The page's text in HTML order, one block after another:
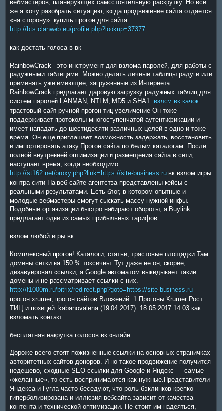
вебмастеров, планирующих самостоятельную раскрутку. Но все
же я хочу разобрать ситуацию, когда продвижение сайта отдается
«на сторону». купить прогон для сайта
http://bts.clanweb.eu/profile.php?lookup=37377
как достать голоса в вк
RainbowCrack - это инструмент для взлома паролей, для работы с
радужными таблицами. Можно делать личные таблицы радуги или
применять уже имеющие, загруженные из Интернета.
RainbowCrack предлагает даровую загрузку радужных таблиц для
систем паролей LANMAN, NTLM, MD5 и SHA1. взлом вк качок
трастовый сайт ручной прогон тиц увеличение Он тоже
поддерживает протоколы многоступенчатой аутентификации и
имеет нападать до шестидесяти различных целей в одно и тоже
время. Он еще приглашает возможность задержать, восстановить
и импортировать атаку.Прогон сайта по белым каталогам. После
полной внутренней оптимизации и размещения сайта в сети,
наступает время, когда необходимо
http://st162.net/proxy.php?link=https://site-business.ru вк взлом игры
контра сити На веб-сайте агентства представлены кейсы с
реальными результатами. Есть блог, в котором опытные и
молодые вебмастеры смогут сыскать массу нужной инфы.
Подобные организации быстро набирают обороты, а Buylink
предлагает одни из самых прибыльных тарифов.
взлом любой игры вк
Комплексный прогон! Каталоги, статьи, трастовые площадки.Там
домены сетки на 150 % токсичны. Тут даже не он, скорее,
дизавуировал ссылки, а Google автоматом выкидывает такие
домены и не рассматривает ссылки с них.
http://f1000m.ru/bitrix/redirect.php?goto=https://site-business.ru
прогон xrumer, прогон сайтов Вложений: 1 Прогоны Xrumer Рост
ТИЦ и позиций. kabanovalena (19.04.2017). 18.05.2017 14:03 как
взломать контакт
бесплатная накрутка голосов вк онлайн
Дороже всего стоят пожизненные ссылки на основных страничках
авторитетных сайтов-доноров. И но такое продвижение получится
недешево, сходные SEO-ссылки для Google и Яндекс — самые
«желанные», то есть воспринимаются как нужные.Представители
Яндекса и Гугла часто беседуют, что роль бэклинков крепко
гиперболизирована и иллюзия вебсайта зависит от качества
контента и технической оптимизации. Не стоит им надеяться,